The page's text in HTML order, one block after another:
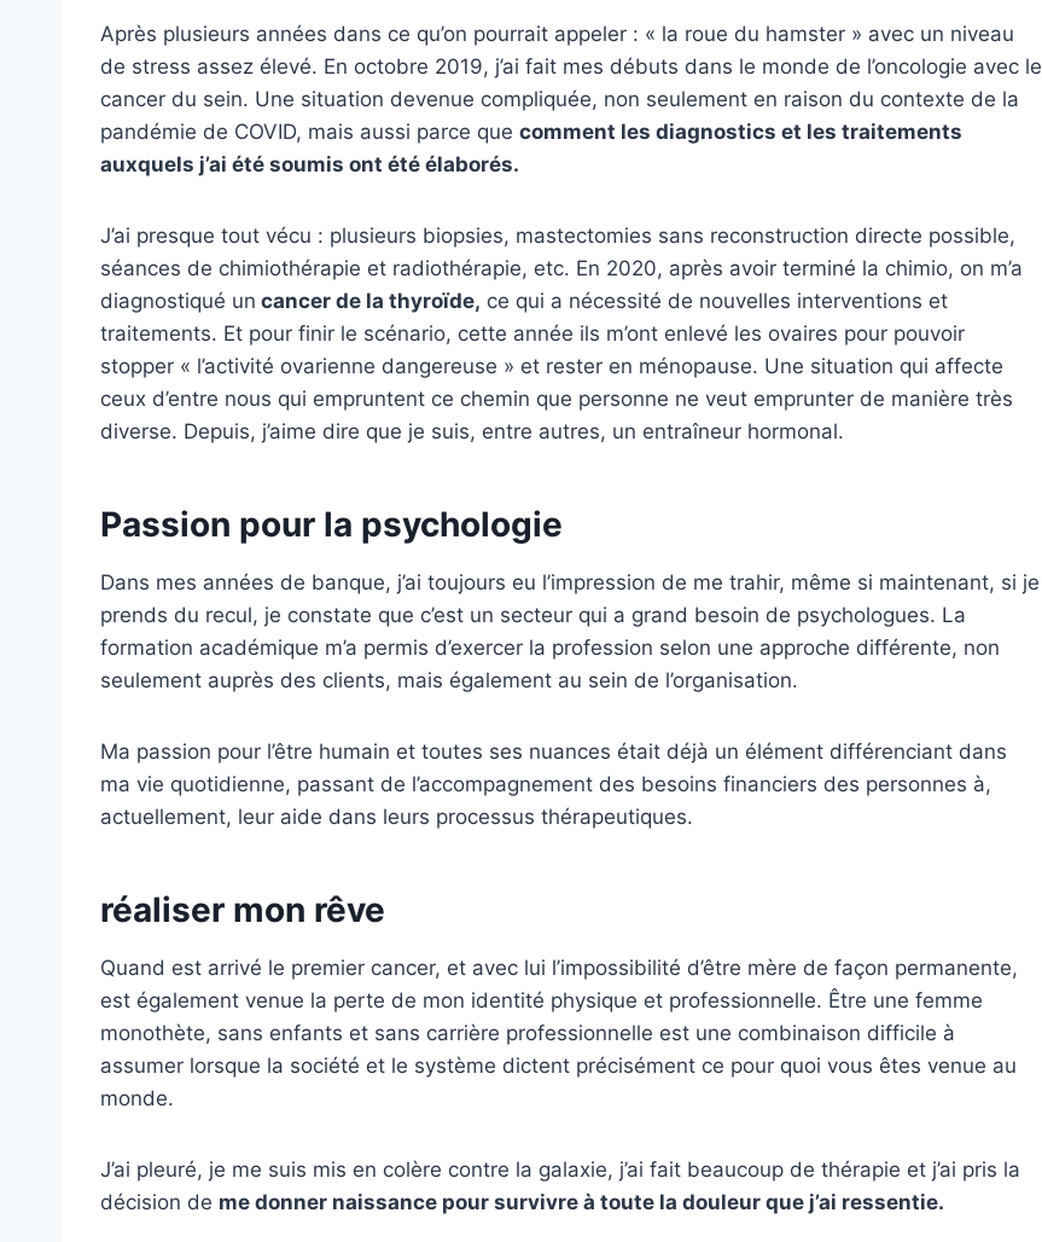
Après plusieurs années dans ce qu’on pourrait appeler : « la roue du hamster » avec un niveau
de stress assez élevé. En octobre 2019, j’ai fait mes débuts dans le monde de l’oncologie avec le
cancer du sein. Une situation devenue compliquée, non seulement en raison du contexte de la
pandémie de COVID, mais aussi parce que comment les diagnostics et les traitements
auxquels j’ai été soumis ont été élaborés.
J’ai presque tout vécu : plusieurs biopsies, mastectomies sans reconstruction directe possible,
séances de chimiothérapie et radiothérapie, etc. En 2020, après avoir terminé la chimio, on m’a
diagnostiqué un cancer de la thyroïde, ce qui a nécessité de nouvelles interventions et
traitements. Et pour finir le scénario, cette année ils m’ont enlevé les ovaires pour pouvoir
stopper « l’activité ovarienne dangereuse » et rester en ménopause. Une situation qui affecte
ceux d’entre nous qui empruntent ce chemin que personne ne veut emprunter de manière très
diverse. Depuis, j’aime dire que je suis, entre autres, un entraîneur hormonal.
Passion pour la psychologie
Dans mes années de banque, j’ai toujours eu l’impression de me trahir, même si maintenant, si je
prends du recul, je constate que c’est un secteur qui a grand besoin de psychologues. La
formation académique m’a permis d’exercer la profession selon une approche différente, non
seulement auprès des clients, mais également au sein de l’organisation.
Ma passion pour l’être humain et toutes ses nuances était déjà un élément différenciant dans
ma vie quotidienne, passant de l’accompagnement des besoins financiers des personnes à,
actuellement, leur aide dans leurs processus thérapeutiques.
réaliser mon rêve
Quand est arrivé le premier cancer, et avec lui l’impossibilité d’être mère de façon permanente,
est également venue la perte de mon identité physique et professionnelle. Être une femme
monothète, sans enfants et sans carrière professionnelle est une combinaison difficile à
assumer lorsque la société et le système dictent précisément ce pour quoi vous êtes venue au
monde.
J’ai pleuré, je me suis mis en colère contre la galaxie, j’ai fait beaucoup de thérapie et j’ai pris la
décision de me donner naissance pour survivre à toute la douleur que j’ai ressentie.